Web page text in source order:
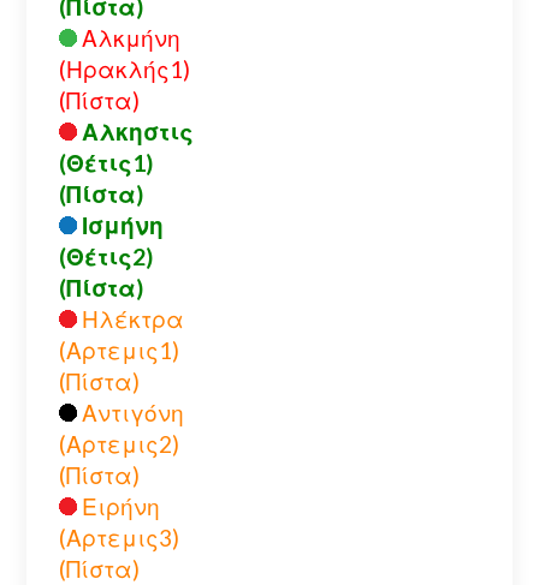
(Πίστα)
Αλκμήνη
(Ηρακλής1)
(Πίστα)
Αλκηστις
(Θέτις1)
(Πίστα)
Ισμήνη
(Θέτις2)
(Πίστα)
Ηλέκτρα
(Αρτεμις1)
(Πίστα)
Αντιγόνη
(Αρτεμις2)
(Πίστα)
Ειρήνη
(Αρτεμις3)
(Πίστα)